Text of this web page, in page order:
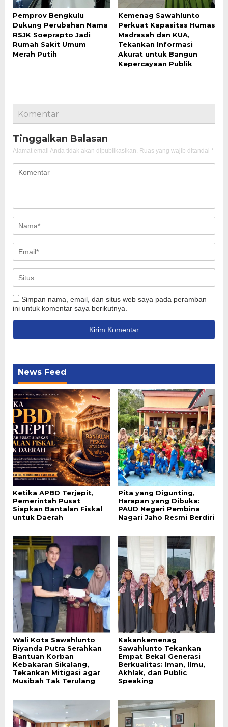
Pemprov Bengkulu
Dukung Perubahan Nama
RSJK Soeprapto Jadi
Rumah Sakit Umum
Merah Putih
Kemenag Sawahlunto
Perkuat Kapasitas Humas
Madrasah dan KUA,
Tekankan Informasi
Akurat untuk Bangun
Kepercayaan Publik
Komentar
Tinggalkan Balasan
Alamat email Anda tidak akan dipublikasikan. Ruas yang wajib ditandai *
Simpan nama, email, dan situs web saya pada peramban
ini untuk komentar saya berikutnya.
News Feed
Ketika APBD Terjepit,
Pemerintah Pusat
Siapkan Bantalan Fiskal
untuk Daerah
Pita yang Digunting,
Harapan yang Dibuka:
PAUD Negeri Pembina
Nagari Jaho Resmi Berdiri
Wali Kota Sawahlunto
Riyanda Putra Serahkan
Bantuan Korban
Kebakaran Sikalang,
Tekankan Mitigasi agar
Musibah Tak Terulang
Kakankemenag
Sawahlunto Tekankan
Empat Bekal Generasi
Berkualitas: Iman, Ilmu,
Akhlak, dan Public
Speaking